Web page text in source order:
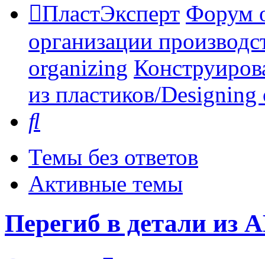
ПластЭксперт Форум
организации
organizing
из пластиков/
Темы без ответов
Активные темы
Перегиб в детали из